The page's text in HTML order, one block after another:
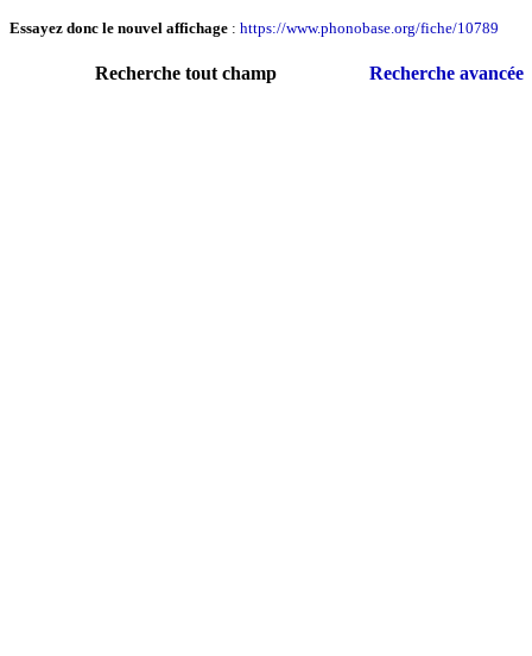
Essayez donc le nouvel affichage : https://www.phonobase.org/fiche/10789
Recherche tout champ Recherche avancée